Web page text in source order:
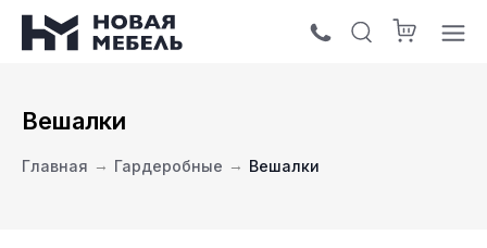
Вешалки
Главная → Гардеробные → Вешалки